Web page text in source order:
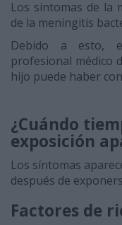
Los síntomas de la
de la meningitis
Debido a esto,
profesional médico
hijo puede haber
¿Cuándo
exposición
Los síntomas
después de
Factores de